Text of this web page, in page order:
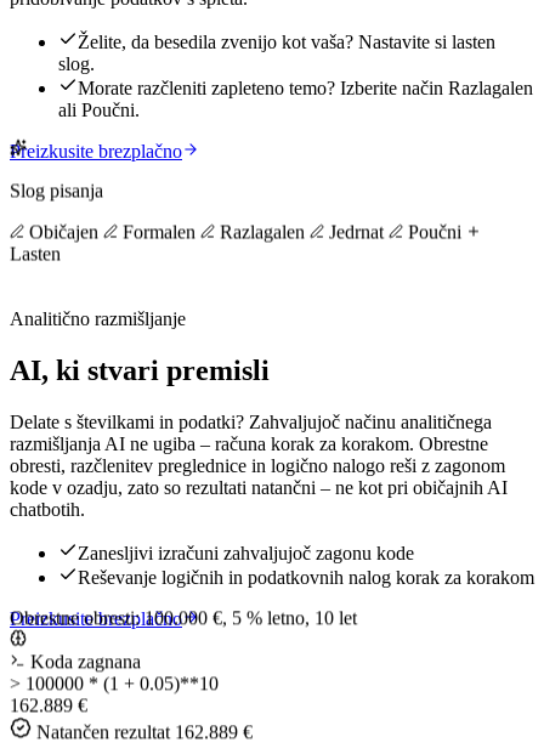
Želite, da besedila zvenijo kot vaša? Nastavite si lasten
slog.
Morate razčleniti zapleteno temo? Izberite način Razlagalen
ali Poučni.
Preizkusite brezplačno
Slog pisanja
Običajen
Formalen Razlagalen Jedrnat
Poučni
Lasten
Analitično razmišljanje
AI, ki stvari premisli
Delate s številkami in podatki? Zahvaljujoč načinu analitičnega
razmišljanja AI ne ugiba – računa korak za korakom. Obrestne
obresti, razčlenitev preglednice in logično nalogo reši z zagonom
kode v ozadju, zato so rezultati natančni – ne kot pri običajnih AI
chatbotih.
Zanesljivi izračuni zahvaljujoč zagonu kode
Reševanje logičnih in podatkovnih nalog korak za korakom
Preizkusite brezplačno
Obrestne obresti: 100.000 €, 5 % letno, 10 let
Koda zagnana
> 100000 * (1 + 0.05)**10
162.889 €
Natančen rezultat 162.889 €